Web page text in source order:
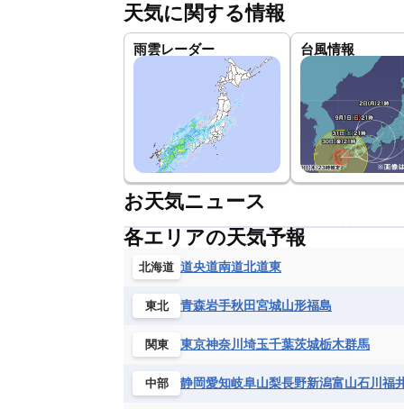
天気に関する情報
雨雲レーダー 台風情報
お天気ニュース
各エリアの天気予報
北海道 道央道南道北道東
東北 青森岩手秋田宮城山形福島
関東 東京神奈川 埼玉千葉茨城栃木群馬
中部 静岡愛知岐阜山梨長野新潟富山石川 福